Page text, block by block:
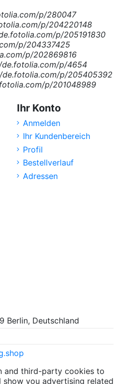
p/280047
p/204220148
p/205191830
p/204337425
p/202869816
p/4654
de.fotolia.com/p/205405392
p/201048989
Ihr Konto
Anmelden
Ihr Kundenbereich
Profil
Bestellverlauf
Adressen
Berlin, Deutschland
and third-party cookies to
show you advertising related